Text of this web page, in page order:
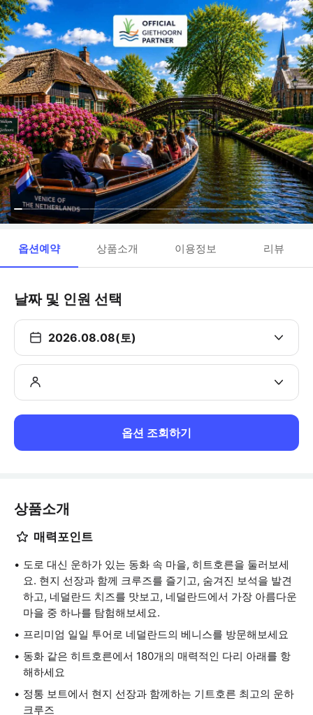
옵션예약 상품소개 이용정보 리뷰
날짜 및 인원 선택
2026.08.08(토)
옵션 조회하기
상품소개
매력포인트
도로 대신 운하가 있는 동화 속 마을, 히트호른을 둘러보세
요. 현지 선장과 함께 크루즈를 즐기고, 숨겨진 보석을 발견
하고, 네덜란드 치즈를 맛보고, 네덜란드에서 가장 아름다운
마을 중 하나를 탐험해보세요.
프리미엄 일일 투어로 네덜란드의 베니스를 방문해보세요
동화 같은 히트호른에서 180개의 매력적인 다리 아래를 항
해하세요
정통 보트에서 현지 선장과 함께하는 기트호른 최고의 운하
크루즈